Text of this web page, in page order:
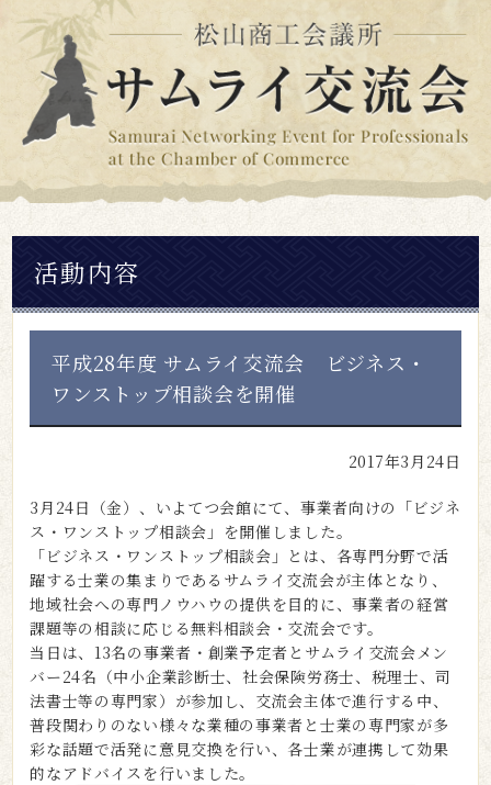
活動内容
平成28年度 サムライ交流会 ビジネス・
ワンストップ相談会を開催
2017年3月24日
3月24日（金）、いよてつ会館にて、事業者向けの「ビジネ
ス・ワンストップ相談会」を開催しました。
「ビジネス・ワンストップ相談会」とは、各専門分野で活
躍する士業の集まりであるサムライ交流会が主体となり、
地域社会への専門ノウハウの提供を目的に、事業者の経営
課題等の相談に応じる無料相談会・交流会です。
当日は、13名の事業者・創業予定者とサムライ交流会メン
バー24名（中小企業診断士、社会保険労務士、税理士、司
法書士等の専門家）が参加し、交流会主体で進行する中、
普段関わりのない様々な業種の事業者と士業の専門家が多
彩な話題で活発に意見交換を行い、各士業が連携して効果
的なアドバイスを行いました。